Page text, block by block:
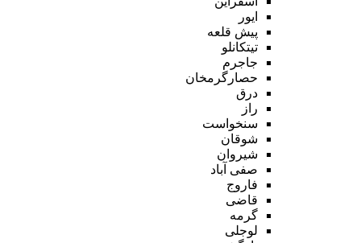
ایور
پیش قلعه
تیتکانلو
جاجرم
حصارگرمخان
درق
راز
سنخواست
شوقان
شیروان
صفی آباد
فاروج
قاضی
گرمه
لوجلی